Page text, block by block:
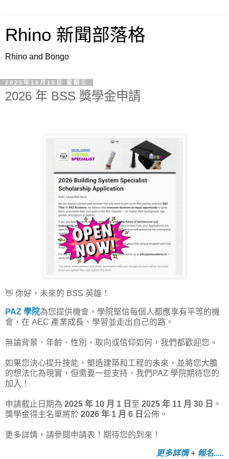
Rhino 新聞部落格
Rhino and Bongo
2025年10月15日 星期三
2026 年 BSS 獎學金申請
👋 你好，未來的 BSS 英雄！
PAZ 學院為您提供機會，學院堅信每個人都應享有平等的機
會，在 AEC 產業成長、學習並走出自己的路。
無論背景、年齡、性別、取向或信仰如何，我們都歡迎您。
如果您決心提升技能，塑造建築和工程的未來，並將您大膽
的想法化為現實，但需要一些支持，我們PAZ 學院期待您的
加入！
申請截止日期為 2025 年 10 月 1 日 至 2025 年 11 月 30 日 。
獎學金得主名單將於 2026 年 1 月 6 日 公佈。
更多詳情，請參閱申請表！期待您的到來！
更多詳情+ 報名.....